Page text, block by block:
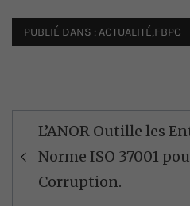
PUBLIÉ DANS :ACTUALITÉ,FBPC
Navigation
de
l’article
L’ANOR Outille les
Norme ISO 37001
Corruption.